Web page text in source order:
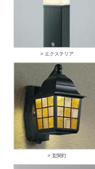
> エクステリア
> 玄関灯